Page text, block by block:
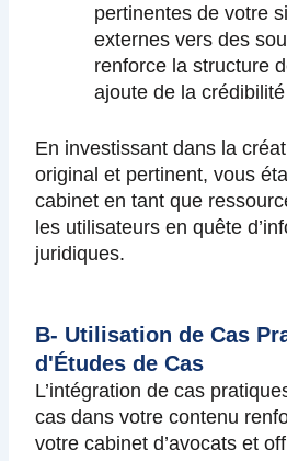
pertinentes de votre
externes vers des
renforce la structure
ajoute de la
En investissant dans la
original et pertinent, vous
cabinet en tant que
les utilisateurs en quête
juridiques.
B- Utilisation de Cas
d'Études de Cas
L’intégration de cas
cas dans votre contenu
votre cabinet d’avocats et